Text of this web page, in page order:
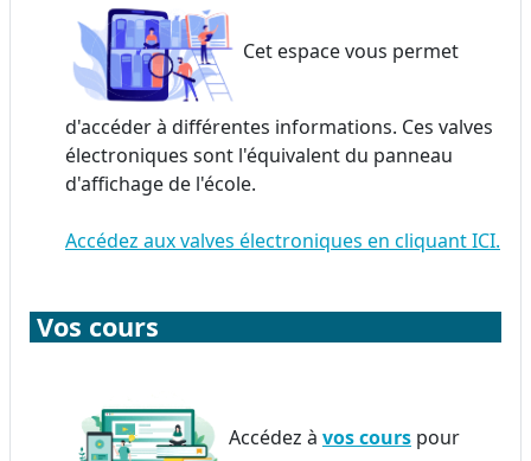
Cet espace vous permet
d'accéder à différentes informations. Ces valves
électroniques sont l'équivalent du panneau
d'affichage de l'école.
Accédez aux valves électroniques en cliquant ICI.
Vos cours
Accédez à vos cours pour